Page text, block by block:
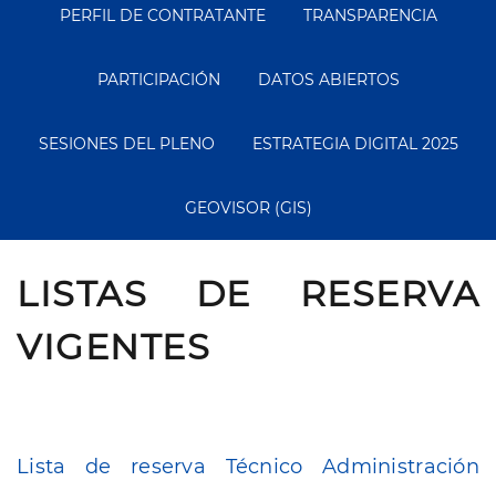
Menu
PERFIL DE CONTRATANTE TRANSPARENCIA
PARTICIPACIÓN DATOS ABIERTOS
SESIONES DEL PLENO ESTRATEGIA DIGITAL 2025
GEOVISOR (GIS)
LISTAS DE RESERVA
VIGENTES
Lista de reserva Técnico Administración